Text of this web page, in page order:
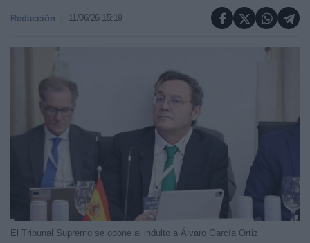
Redacción 11/06/26 15:19
El Tribunal Supremo se opone al indulto a Álvaro García Ortiz